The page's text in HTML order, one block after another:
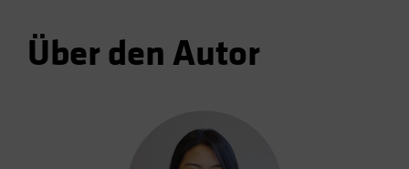
Über den Autor